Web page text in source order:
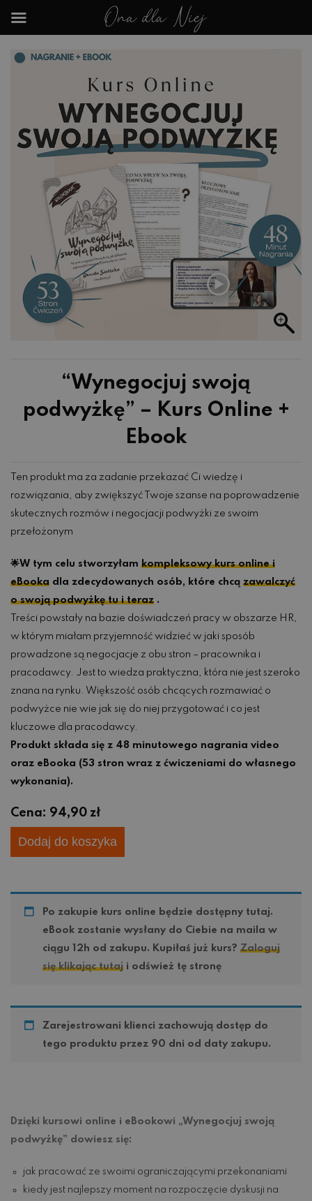
“Wynegocjuj swoją
podwyżkę” – Kurs Online +
Ebook
Ten produkt ma za zadanie przekazać Ci wiedzę i
rozwiązania, aby zwiększyć Twoje szanse na poprowadzenie
skutecznych rozmów i negocjacji podwyżki ze swoim
przełożonym
🌟W tym celu stworzyłam kompleksowy kurs online i
eBooka dla zdecydowanych osób, które chcą zawalczyć
o swoją podwyżkę tu i teraz .
Treści powstały na bazie doświadczeń pracy w obszarze HR,
w którym miałam przyjemność widzieć w jaki sposób
prowadzone są negocjacje z obu stron – pracownika i
pracodawcy. Jest to wiedza praktyczna, która nie jest szeroko
znana na rynku. Większość osób chcących rozmawiać o
podwyżce nie wie jak się do niej przygotować i co jest
kluczowe dla pracodawcy.
Produkt składa się z 48 minutowego nagrania video
oraz eBooka (53 stron wraz z ćwiczeniami do własnego
wykonania).
Cena: 94,90 zł
Dodaj do koszyka
Po zakupie kurs online będzie dostępny tutaj.
eBook zostanie wysłany do Ciebie na maila w
ciągu 12h od zakupu. Kupiłaś już kurs? Zaloguj
się klikając tutaji odśwież tę stronę
Zarejestrowani klienci zachowują dostęp do
tego produktu przez 90 dni od daty zakupu.
Dzięki kursowi online i eBookowi „Wynegocjuj swoją
podwyżkę” dowiesz się:
jak pracować ze swoimi ograniczającymi przekonaniami
kiedy jest najlepszy moment na rozpoczęcie dyskusji na